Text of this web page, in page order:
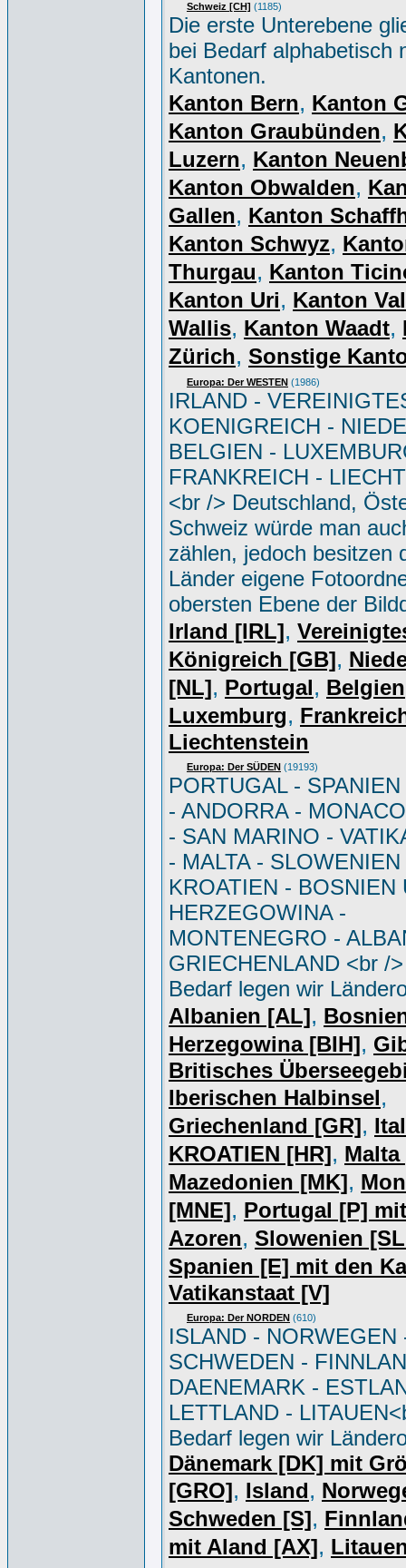
Schweiz [CH] (1185)
Die erste Unterebene
bei Bedarf alphabetisch
Kantonen.
Kanton Bern, Kanton
Kanton Graubünden,
Luzern, Kanton
Kanton Obwalden,
Gallen, Kanton
Kanton Schwyz,
Thurgau, Kanton
Kanton Uri, Kanton
Wallis, Kanton Waadt,
Zürich, Sonstige
Europa: Der WESTEN (1986)
IRLAND -
KOENIGREICH -
BELGIEN -
FRANKREICH -
<br /> Deutschland,
Schweiz würde man
zählen, jedoch besitzen
Länder eigene
obersten Ebene der
Irland [IRL],
Königreich [GB],
[NL], Portugal, Belgien
Luxemburg,
Liechtenstein
Europa: Der SÜDEN (19193)
PORTUGAL -
- ANDORRA -
- SAN MARINO -
- MALTA - SLOWENIEN
KROATIEN - BOSNIEN
HERZEGOWINA -
MONTENEGRO -
GRIECHENLAND <br /
Bedarf legen wir
Albanien [AL],
Herzegowina [BIH],
Britisches
Iberischen Halbinsel,
Griechenland [GR],
KROATIEN [HR], Malta
Mazedonien [MK],
[MNE], Portugal [P]
Azoren, Slowenien
Spanien [E] mit den
Vatikanstaat [V]
Europa: Der NORDEN (610)
ISLAND - NORWEGEN
SCHWEDEN -
DAENEMARK -
LETTLAND -
Bedarf legen wir
Dänemark [DK] mit
[GRO], Island,
Schweden [S],
mit Aland [AX],